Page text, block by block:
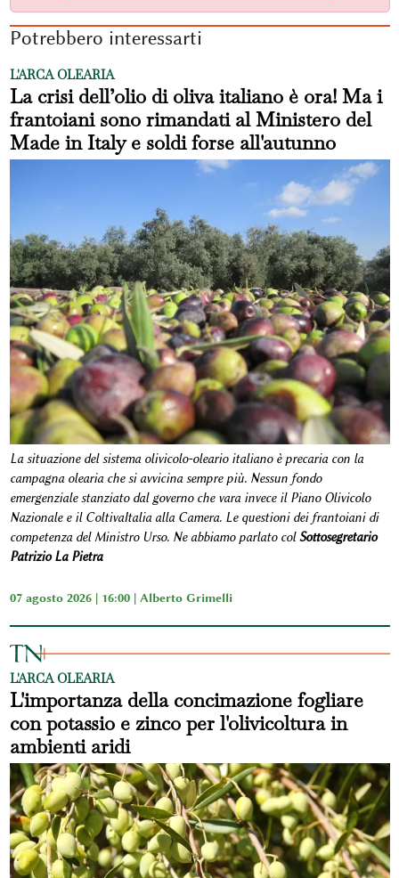
Potrebbero interessarti
L'ARCA OLEARIA
La crisi dell’olio di oliva italiano è ora! Ma i
frantoiani sono rimandati al Ministero del
Made in Italy e soldi forse all'autunno
La situazione del sistema olivicolo-oleario italiano è precaria con la
campagna olearia che si avvicina sempre più. Nessun fondo
emergenziale stanziato dal governo che vara invece il Piano Olivicolo
Nazionale e il ColtivaItalia alla Camera. Le questioni dei frantoiani di
competenza del Ministro Urso. Ne abbiamo parlato colSottosegretario
Patrizio La Pietra
07 agosto 2026 | 16:00 | Alberto Grimelli
L'ARCA OLEARIA
L'importanza della concimazione fogliare
con potassio e zinco per l'olivicoltura in
ambienti aridi